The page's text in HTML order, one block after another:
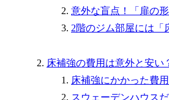
意外な盲点！「扉の
2階のジム部屋には「
床補強の費用は意外と安い
床補強にかかった費
スウェーデンハウス